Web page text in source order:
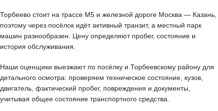
Торбеево стоит на трассе М5 и железной дороге Москва — Казань,
поэтому через посёлок идёт активный транзит, а местный парк
машин разнообразен. Цену определяют пробег, состояние и
история обслуживания.
Наши оценщики выезжают по посёлку и Торбеевскому району для
детального осмотра: проверяем техническое состояние, кузов,
двигатель, фактический пробег, повреждения и документы,
учитывая общее состояние транспортного средства.